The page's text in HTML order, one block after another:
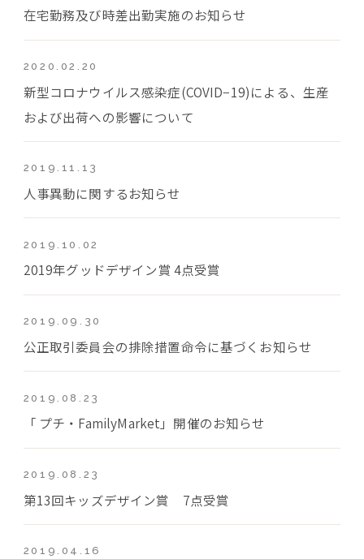
在宅勤務及び時差出勤実施のお知らせ
2020.02.20
新型コロナウイルス感染症(COVID−19)による、生産
および出荷への影響について
2019.11.13
人事異動に関するお知らせ
2019.10.02
2019年グッドデザイン賞 4点受賞
2019.09.30
公正取引委員会の排除措置命令に基づくお知らせ
2019.08.23
「 プチ・FamilyMarket」開催のお知らせ
2019.08.23
第13回キッズデザイン賞 7点受賞
2019.04.16